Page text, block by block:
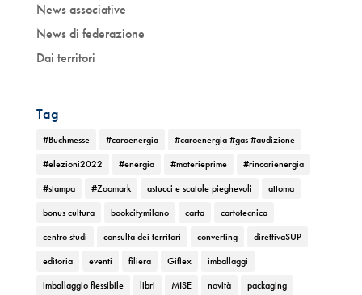
News associative
News di federazione
Dai territori
Tag
#Buchmesse #caroenergia
#caroenergia #gas #audizione
#elezioni2022
#energia #materieprime
#rincarienergia
#stampa
#Zoomark astucci e scatole pieghevoli
attoma
bonus cultura
bookcitymilano carta
cartotecnica
centro studi
consulta dei territori converting
direttivaSUP
editoria
eventi filiera Giflex
imballaggi
imballaggio flessibile
libri MISE novità
packaging